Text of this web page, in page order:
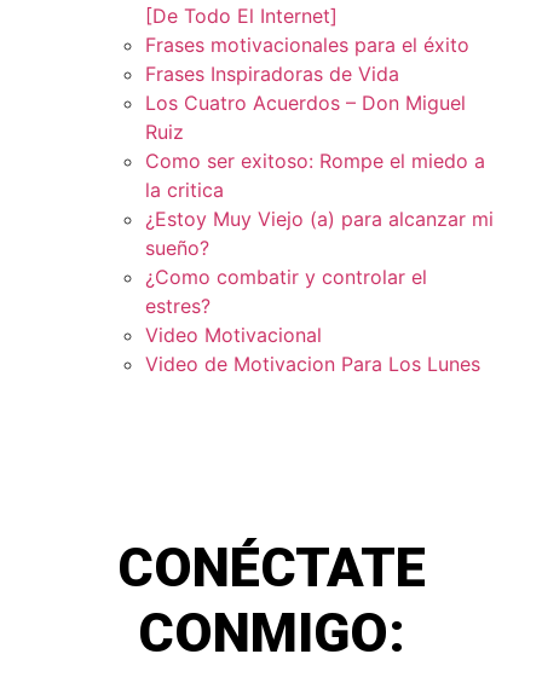
[De Todo El Internet]
Frases motivacionales para el éxito
Frases Inspiradoras de Vida
Los Cuatro Acuerdos – Don Miguel
Ruiz
Como ser exitoso: Rompe el miedo a
la critica
¿Estoy Muy Viejo (a) para alcanzar mi
sueño?
¿Como combatir y controlar el
estres?
Video Motivacional
Video de Motivacion Para Los Lunes
CONÉCTATE
CONMIGO: